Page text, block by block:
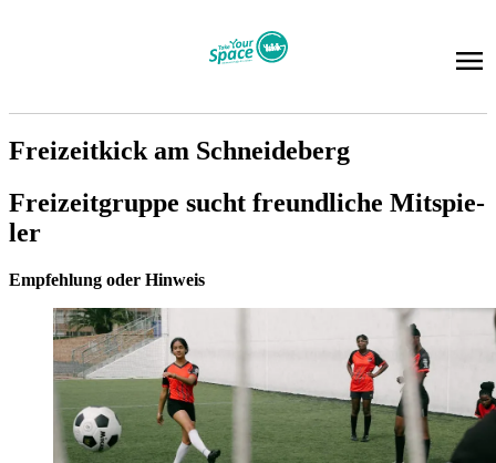
Frei­zeit­kick am Schnei­de­berg
Frei­zeit­grup­pe sucht freund­li­che Mit­spie­
ler
Emp­feh­lung oder Hin­weis